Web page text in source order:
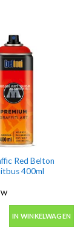
Red Belton
400ml
IN WINKELWAGEN